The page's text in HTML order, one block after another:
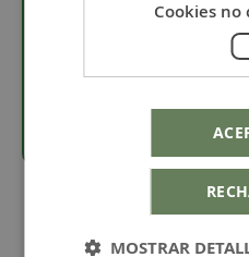
· La entrepieza mide 16 x
· Esta entrepieza pala
Cookies no
MOSTRAR